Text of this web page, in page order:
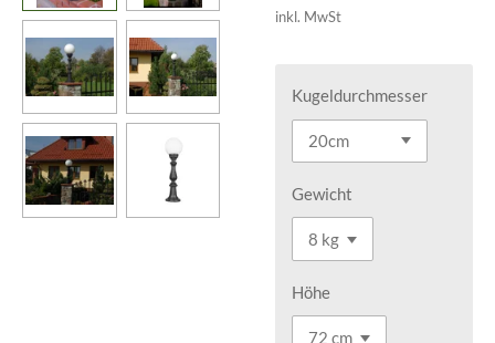
inkl. MwSt
Kugeldurchmesser
Gewicht
Höhe